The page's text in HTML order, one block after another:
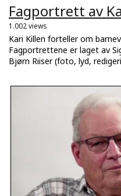
Fagportrett av
1.002 views
Kari Killen forteller om
Fagportrettene er laget av
Bjørn Riiser (foto, lyd,